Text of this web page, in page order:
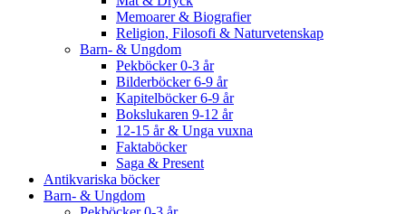
Memoarer & Biografier
Religion, Filosofi & Naturvetenskap
Barn- & Ungdom
Pekböcker 0-3 år
Bilderböcker 6-9 år
Kapitelböcker 6-9 år
Bokslukaren 9-12 år
12-15 år & Unga vuxna
Faktaböcker
Saga & Present
Antikvariska böcker
Barn- & Ungdom